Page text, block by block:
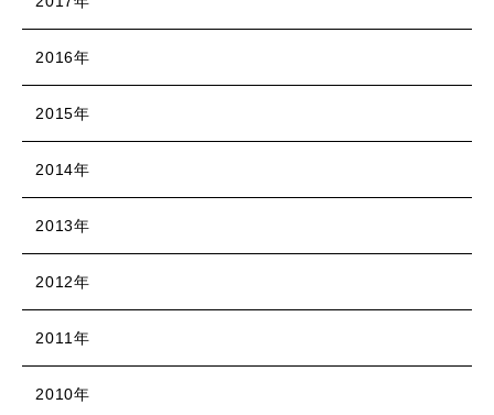
2016年
2015年
2014年
2013年
2012年
2011年
2010年